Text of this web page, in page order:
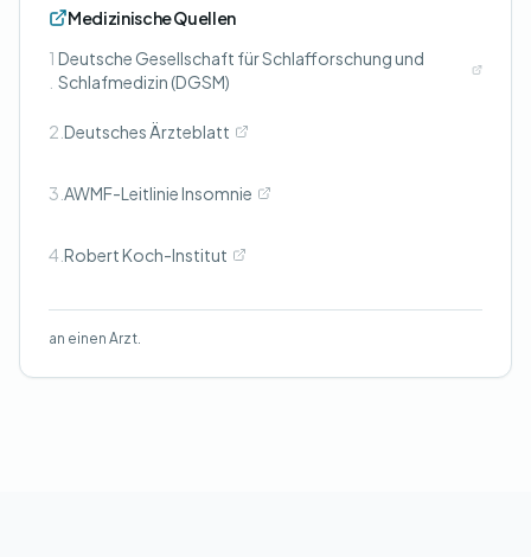
Medizinische Quellen
1 Deutsche Gesellschaft für Schlafforschung und
Schlafmedizin (DGSM)
2. Deutsches Ärzteblatt
3. AWMF-Leitlinie Insomnie
4. Robert Koch-Institut
an einen Arzt.